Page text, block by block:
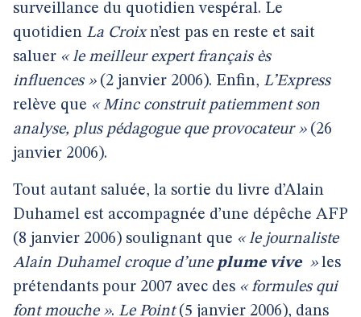
surveillance du quotidien vespéral. Le
quotidien La Croixn’est pas en reste et sait
saluer « le meilleur expert français ès
influences »(2 janvier 2006). Enfin, L’Express
relève que « Minc construit patiemment son
analyse, plus pédagogue que provocateur »(26
janvier 2006).
Tout autant saluée, la sortie du livre d’Alain
Duhamel est accompagnée d’une dépêche AFP
(8 janvier 2006) soulignant que « le journaliste
Alain Duhamel croque d’une plume vive »les
prétendants pour 2007 avec des « formules qui
font mouche ». Le Point(5 janvier 2006), dans